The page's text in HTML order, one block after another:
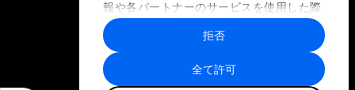
報や各パートナーのサービスを使用した際
に収集された情報と組み合わされ、各パー
トナーによって使用されることがありま
す。
全て許可
拒否
プライバシーポリシーと利用規約
サイトマップ